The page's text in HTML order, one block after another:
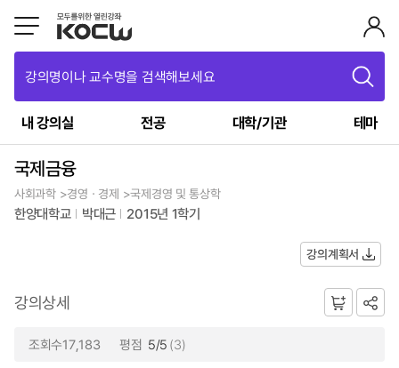
강의명이나 교수명을 검색해보세요
내 강의실 전공 대학/기관 테마
국제금융
사회과학 >경영ㆍ경제 >국제경영 및 통상학
한양대학교 박대근 2015년 1학기
강의계획서
강의상세
조회수17,183 평점 5/5 (3)